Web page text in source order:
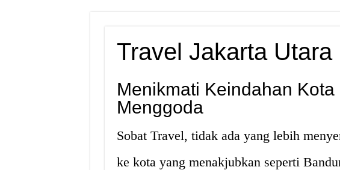
Travel Jakarta Utara
Menikmati Keindahan
Menggoda
Sobat Travel, tidak ada yang lebih
ke kota yang menakjubkan seperti